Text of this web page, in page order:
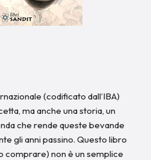
(codificato dall’IBA)
ma anche una storia, un
che rende queste bevande
gli anni passino. Questo libro
comprare) non è un semplice